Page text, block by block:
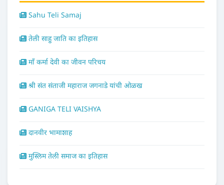
Sahu Teli Samaj
तेली साहु जाति का इतिहास
माँ कर्मा देवी का जीवन परिचय
श्री संत संताजी महाराज जगनाडे यांची ओळख
GANIGA TELI VAISHYA
दानवीर भामाशाह
मुस्लिम तेली समाज का इतिहास